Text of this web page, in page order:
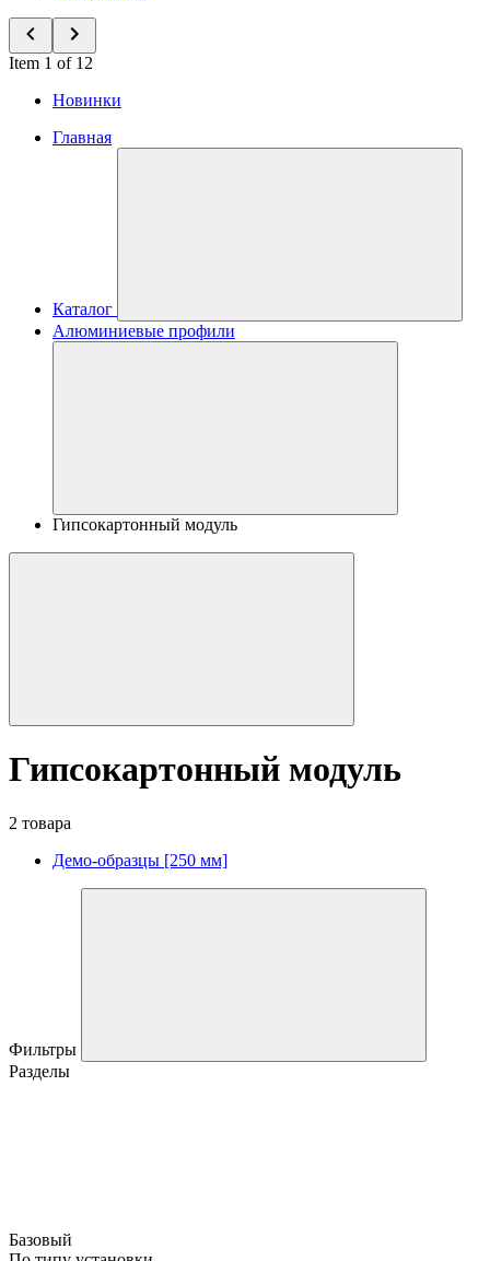
Item 1 of 12
Новинки
Главная
Каталог
Алюминиевые профили
Гипсокартонный модуль
Гипсокартонный модуль
2 товара
Демо-образцы [250 мм]
Фильтры
Разделы
Базовый